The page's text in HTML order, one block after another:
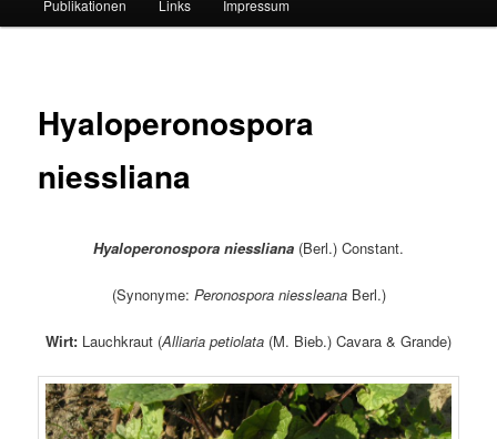
Publikationen Links Impressum
Hyaloperonospora
niessliana
Hyaloperonospora niessliana (Berl.) Constant.
(Synonyme: Peronospora niessleanaBerl.)
Wirt: Lauchkraut (Alliaria petiolata (M. Bieb.) Cavara & Grande)